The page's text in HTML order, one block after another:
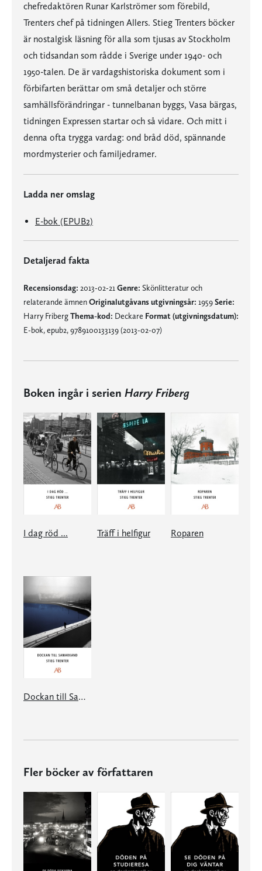
chefredaktören Runar Karlströmer som förebild,
Trenters chef på tidningen Allers. Stieg Trenters böcker
är nostalgisk läsning för alla som tjusas av Stockholm
och tidsandan som rådde i Sverige under 1940- och
1950-talen. De är vardagshistoriska dokument som i
förbifarten berättar om små detaljer och större
samhällsförändringar - tunnelbanan byggs, Vasa bärgas,
tidningen Expressen startar och så vidare. Och mitt i
denna ofta trygga vardag: ond bråd död, spännande
mordmysterier och familjedramer.
Ladda ner omslag
E-bok (EPUB2)
Detaljerad fakta
Recensionsdag: 2013-02-21 Genre: Skönlitteratur och
relaterande ämnenOriginalutgåvans utgivningsår: 1959Serie:
Harry FribergThema-kod: Deckare Format (utgivningsdatum):
E-bok, epub2, 9789100133139 (2013-02-07)
Boken ingår i serien Harry Friberg
I dag röd ... Träff i helfigur Roparen
Dockan till Samarkand
Fler böcker av författaren